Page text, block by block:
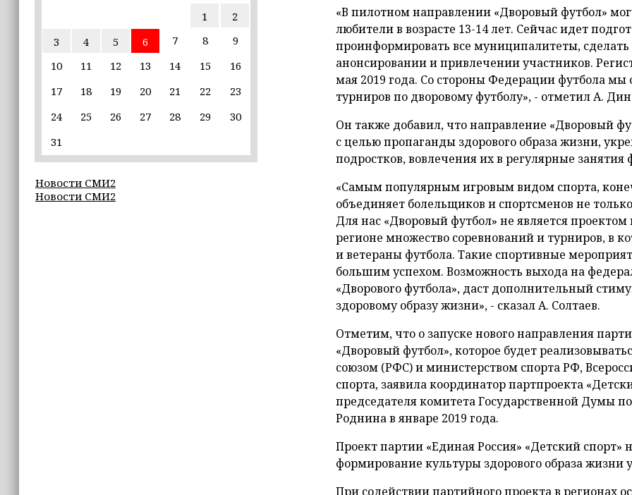
16:02
Неделя популяризации грудного
вскармливания: что важно знать
15:39
Республике серию спортивных
мероприятий в преддверии Дня
физкультурника
15:10
1
2
3
4 5 6 7 8
9
10
11 12 13 14 15
16
17
18 19 20 21 22
23
24
25 26 27 28 29
30
31
Новости СМИ2
Новости СМИ2
«В пилотном направлении «Дворовый футбол»
любители в возрасте 13-14 лет. Сейчас идет
проинформировать все муниципалитеты,
анонсировании и привлечении участников.
мая 2019 года. Со стороны Федерации футбола
турниров по дворовому футболу», - отметил А.
Он также добавил, что направление «Дворовый
с целью пропаганды здорового образа жизни,
подростков, вовлечения их в регулярные
«Самым популярным игровым видом спорта,
объединяет болельщиков и спортсменов не
Для нас «Дворовый футбол» не является
регионе множество соревнований и турниров, в
и ветераны футбола. Такие спортивные
большим успехом. Возможность выхода на
«Дворового футбола», даст дополнительный
здоровому образу жизни», - сказал А. Солтаев.
Отметим, что о запуске нового направления
«Дворовый футбол», которое будет
союзом (РФС) и министерством спорта РФ,
спорта, заявила координатор партпроекта
председателя комитета Государственной Думы
Роднина в январе 2019 года.
Проект партии «Единая Россия» «Детский спорт»
формирование культуры здорового образа жизни
При содействии партийного проекта в регионах